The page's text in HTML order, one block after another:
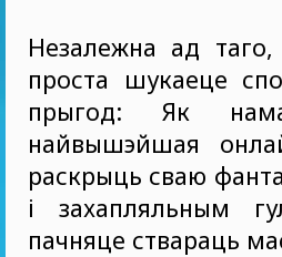
Незалежна ад
проста шукаеце
прыгод: Як
найвышэйшая
раскрыць сваю
і захапляльным
пачняце ствараць